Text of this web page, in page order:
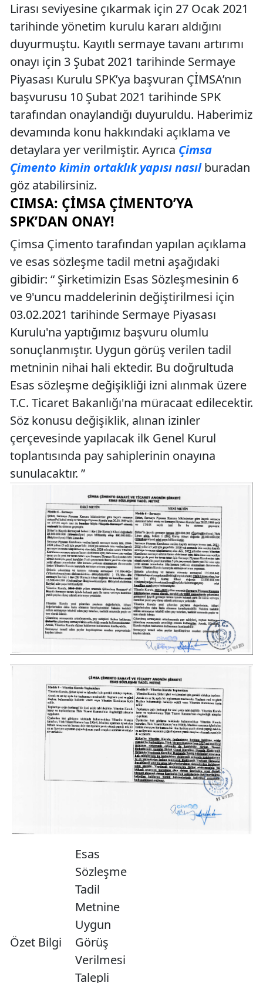
Lirası seviyesine çıkarmak için 27 Ocak 2021
tarihinde yönetim kurulu kararı aldığını
duyurmuştu. Kayıtlı sermaye tavanı artırımı
onayı için 3 Şubat 2021 tarihinde Sermaye
Piyasası Kurulu SPK’ya başvuran ÇİMSA’nın
başvurusu 10 Şubat 2021 tarihinde SPK
tarafından onaylandığı duyuruldu. Haberimiz
devamında konu hakkındaki açıklama ve
detaylara yer verilmiştir. Ayrıca Çimsa
Çimento kimin ortaklık yapısı nasılburadan
göz atabilirsiniz.
CIMSA: ÇIMSA ÇIMENTO’YA
SPK’DAN ONAY!
Çimsa Çimento tarafından yapılan açıklama
ve esas sözleşme tadil metni aşağıdaki
gibidir: “ Şirketimizin Esas Sözleşmesinin 6
ve 9'uncu maddelerinin değiştirilmesi için
03.02.2021 tarihinde Sermaye Piyasası
Kurulu'na yaptığımız başvuru olumlu
sonuçlanmıştır. Uygun görüş verilen tadil
metninin nihai hali ektedir. Bu doğrultuda
Esas sözleşme değişikliği izni alınmak üzere
T.C. Ticaret Bakanlığı'na müracaat edilecektir.
Söz konusu değişiklik, alınan izinler
çerçevesinde yapılacak ilk Genel Kurul
toplantısında pay sahiplerinin onayına
sunulacaktır. ”
Özet Bilgi
Esas
Sözleşme
Tadil
Metnine
Uygun
Görüş
Verilmesi
Talepli